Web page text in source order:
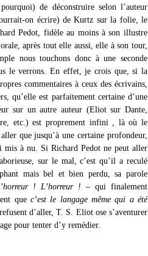
de déconstruire selon l’auteur
on écrire) de Kurtz sur la folie, le
Pedot, fidèle au moins à son illustre
après tout elle aussi, elle à son tour,
nous touchons donc à une seconde
le verrons. En effet, je crois que, si la
commentaires à ceux des écrivains,
qu’elle est parfaitement certaine d’une
sur un autre auteur (Eliot sur Dante,
etc.) est proprement infini , là où le
que jusqu’à une certaine profondeur,
mis à nu. Si Richard Pedot ne peut aller
sur le mal, c’est qu’il a reculé
mais bel et bien perdu, sa parole
! L’horreur ! – qui finalement
que c’est le langage même qui a été
d’aller, T. S. Eliot ose s’aventurer
pour tenter d’y remédier.